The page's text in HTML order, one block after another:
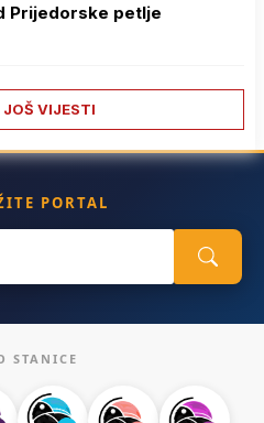
Prijedorske petlje
JOŠ VIJESTI
PORTAL
STANICE